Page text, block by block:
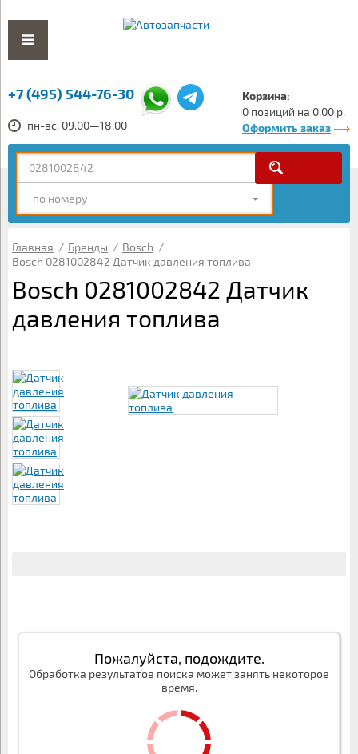
+7 (495) 544-76-30
пн-вс. 09.00—18.00
Корзина:
0 позиций на 0.00 р.
Оформить заказ
по номеру
Главная / Бренды / Bosch /
Bosch 0281002842 Датчик давления топлива
Bosch 0281002842 Датчик
давления топлива
Пожалуйста, подождите.
Обработка результатов поиска может занять некоторое
время.